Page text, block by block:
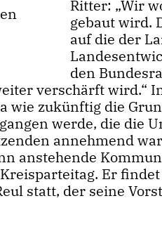
Ritter: „Wir
gebaut wird.
auf die der
den
verschärft wird.“
wie zukünftig die
werde, die die
annehmend
anstehende
Er
statt, der seine